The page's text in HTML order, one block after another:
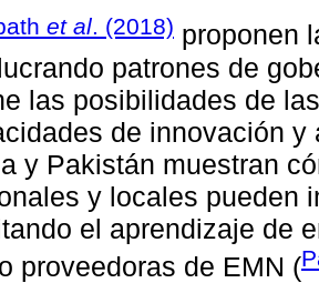
et al. (2018) proponen
patrones de
las posibilidades de
de innovación
y Pakistán muestran
y locales pueden
el aprendizaje de
proveedoras de EMN (